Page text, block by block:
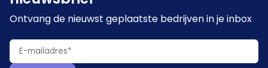
Ontvang de nieuwst geplaatste bedrijven in je inbox